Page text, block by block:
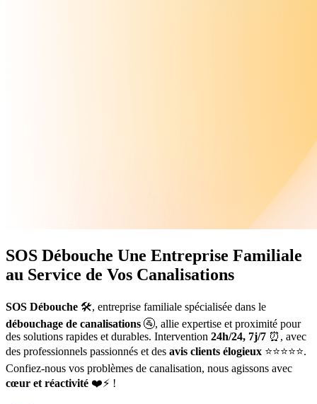
SOS Débouche Une Entreprise Familiale
au Service de Vos Canalisations
SOS Débouche 🛠️, entreprise familiale spécialisée dans le
débouchage de canalisations 🚰, allie expertise et proximité pour
des solutions rapides et durables. Intervention 24h/24, 7j/7 ⏰, avec
des professionnels passionnés et des avis clients élogieux ⭐⭐⭐⭐⭐.
Confiez-nous vos problèmes de canalisation, nous agissons avec
cœur et réactivité ❤️⚡ !